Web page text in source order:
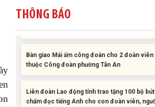
THÔNG BÁO
đoàn viên công đoàn có hoàn cảnh...
Bàn giao Mái ấm công đoàn cho 2 đoàn viên
Liên đoàn Lao động tỉnh trao tặng 100 bộ bút
lao động khó khăn trước khai...